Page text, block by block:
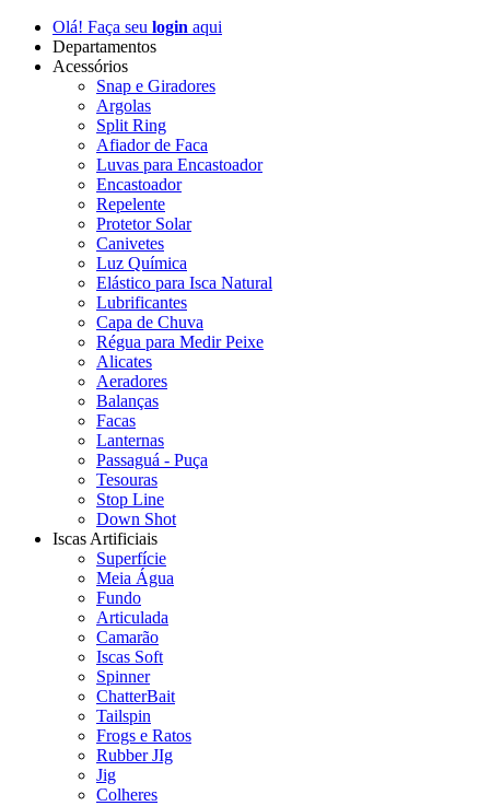
Olá! Faça seu login aqui
Departamentos
Acessórios
Snap e Giradores
Argolas
Split Ring
Afiador de Faca
Luvas para Encastoador
Encastoador
Repelente
Protetor Solar
Canivetes
Luz Química
Elástico para Isca Natural
Lubrificantes
Capa de Chuva
Régua para Medir Peixe
Alicates
Aeradores
Balanças
Facas
Lanternas
Passaguá - Puça
Tesouras
Stop Line
Down Shot
Iscas Artificiais
Superfície
Meia Água
Fundo
Articulada
Camarão
Iscas Soft
Spinner
ChatterBait
Tailspin
Frogs e Ratos
Rubber JIg
Jig
Colheres